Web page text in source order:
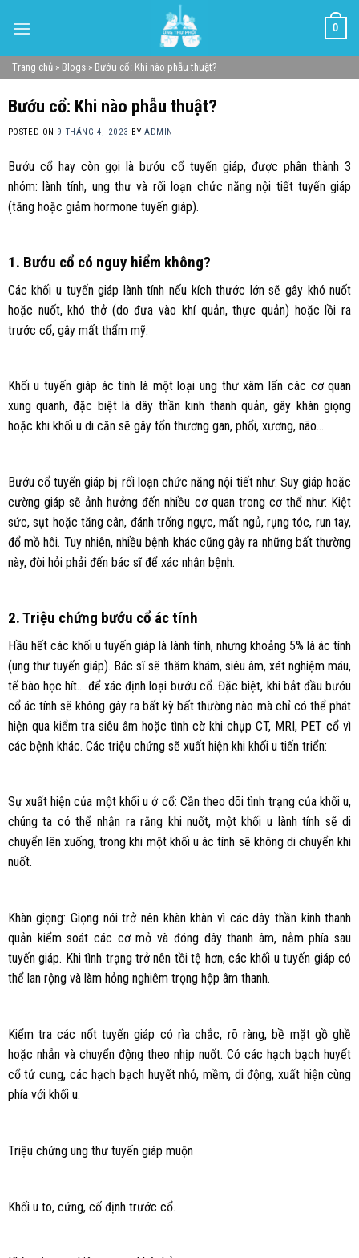
0
Trang chủ » Blogs » Bướu cổ: Khi nào phẫu thuật?
Bướu cổ: Khi nào phẫu thuật?
POSTED ON 9 THÁNG 4, 2023 BYADMIN
Bướu cổ hay còn gọi là bướu cổ tuyến giáp, được phân thành 3
nhóm: lành tính, ung thư và rối loạn chức năng nội tiết tuyến giáp
(tăng hoặc giảm hormone tuyến giáp).
1. Bướu cổ có nguy hiểm không?
Các khối u tuyến giáp lành tính nếu kích thước lớn sẽ gây khó nuốt
hoặc nuốt, khó thở (do đưa vào khí quản, thực quản) hoặc lồi ra
trước cổ, gây mất thẩm mỹ.
Khối u tuyến giáp ác tính là một loại ung thư xâm lấn các cơ quan
xung quanh, đặc biệt là dây thần kinh thanh quản, gây khàn giọng
hoặc khi khối u di căn sẽ gây tổn thương gan, phổi, xương, não…
Bướu cổ tuyến giáp bị rối loạn chức năng nội tiết như: Suy giáp hoặc
cường giáp sẽ ảnh hưởng đến nhiều cơ quan trong cơ thể như: Kiệt
sức, sụt hoặc tăng cân, đánh trống ngực, mất ngủ, rụng tóc, run tay,
đổ mồ hôi. Tuy nhiên, nhiều bệnh khác cũng gây ra những bất thường
này, đòi hỏi phải đến bác sĩ để xác nhận bệnh.
2. Triệu chứng bướu cổ ác tính
Hầu hết các khối u tuyến giáp là lành tính, nhưng khoảng 5% là ác tính
(ung thư tuyến giáp). Bác sĩ sẽ thăm khám, siêu âm, xét nghiệm máu,
tế bào học hít… để xác định loại bướu cổ. Đặc biệt, khi bắt đầu bướu
cổ ác tính sẽ không gây ra bất kỳ bất thường nào mà chỉ có thể phát
hiện qua kiểm tra siêu âm hoặc tình cờ khi chụp CT, MRI, PET cổ vì
các bệnh khác. Các triệu chứng sẽ xuất hiện khi khối u tiến triển:
Sự xuất hiện của một khối u ở cổ: Cần theo dõi tình trạng của khối u,
chúng ta có thể nhận ra rằng khi nuốt, một khối u lành tính sẽ di
chuyển lên xuống, trong khi một khối u ác tính sẽ không di chuyển khi
nuốt.
Khàn giọng: Giọng nói trở nên khàn khàn vì các dây thần kinh thanh
quản kiểm soát các cơ mở và đóng dây thanh âm, nằm phía sau
tuyến giáp. Khi tình trạng trở nên tồi tệ hơn, các khối u tuyến giáp có
thể lan rộng và làm hỏng nghiêm trọng hộp âm thanh.
Kiểm tra các nốt tuyến giáp có rìa chắc, rõ ràng, bề mặt gồ ghề
hoặc nhẵn và chuyển động theo nhịp nuốt. Có các hạch bạch huyết
cổ tử cung, các hạch bạch huyết nhỏ, mềm, di động, xuất hiện cùng
phía với khối u.
Triệu chứng ung thư tuyến giáp muộn
Khối u to, cứng, cố định trước cổ.